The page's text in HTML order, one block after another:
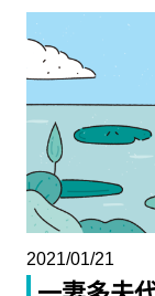
2021/01/21